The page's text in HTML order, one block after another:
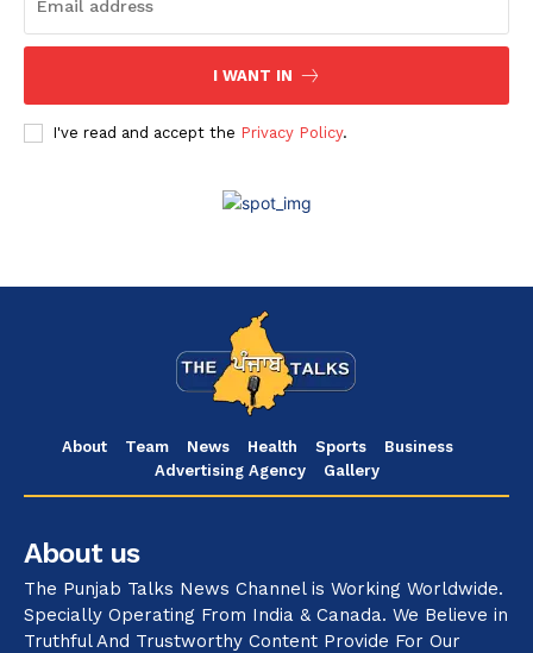
I WANT IN
I've read and accept the Privacy Policy.
About Team News Health Sports
Business
Advertising Agency
Gallery
About us
The Punjab Talks News Channel is Working Worldwide.
Specially Operating From India & Canada. We Believe in
Truthful And Trustworthy Content Provide For Our